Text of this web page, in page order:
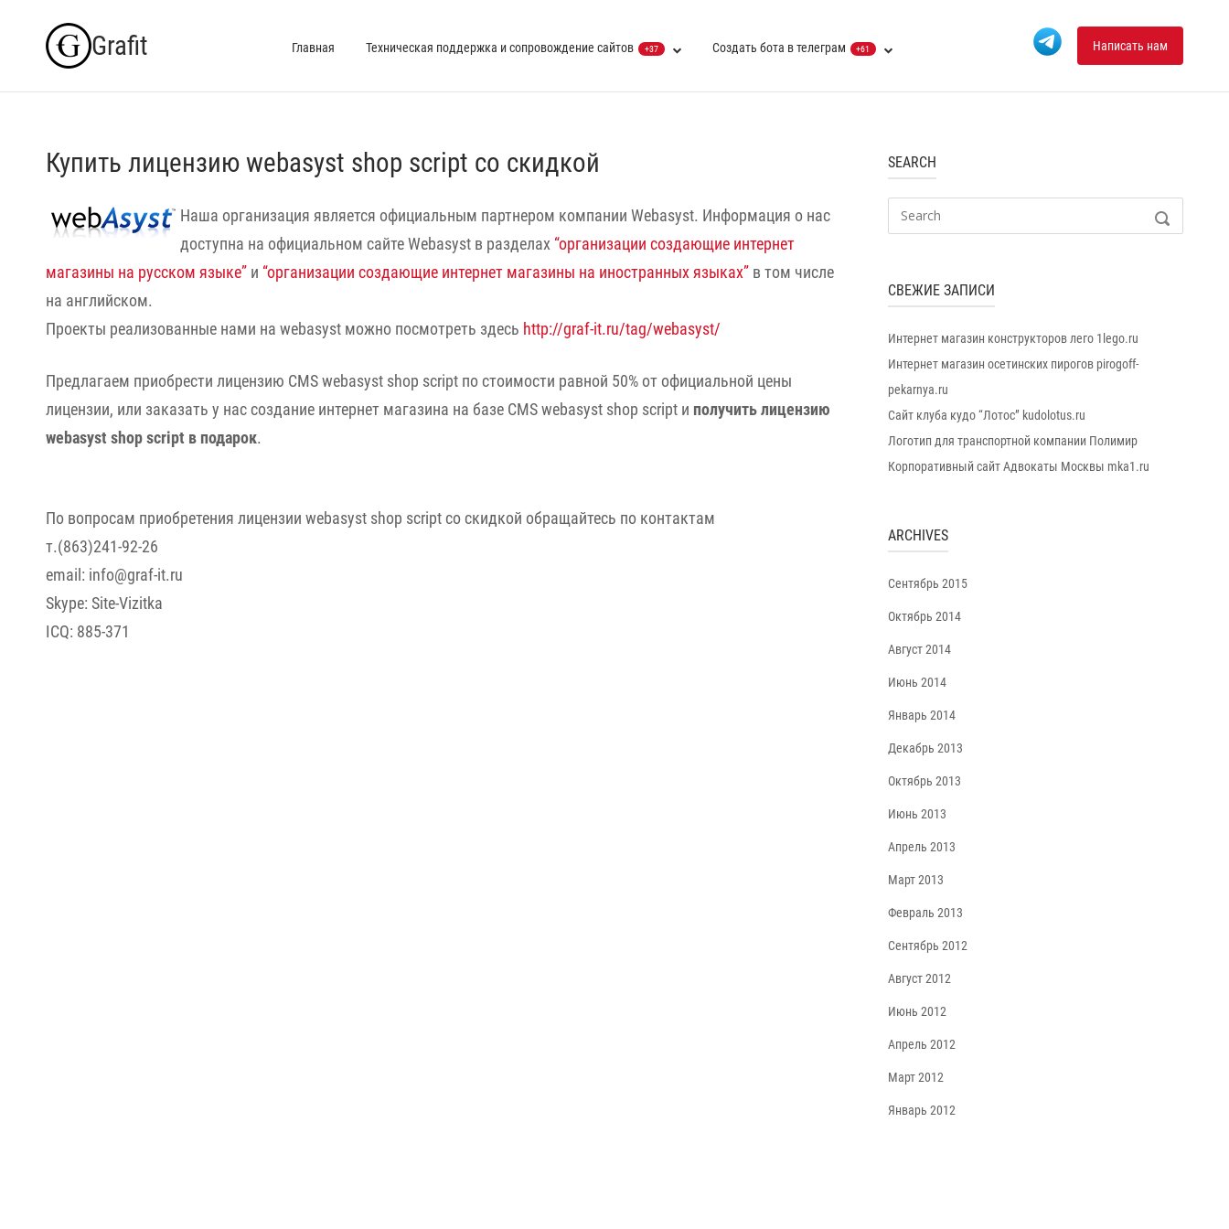
Grafit Главная Техническая поддержка и сопровождение сайтов +37 Создать бота в телеграм +61 Написать нам
Купить лицензию webasyst shop script со скидкой
Наша организация является официальным партнером компании Webasyst. Информация о нас
доступна на официальном сайте Webasyst в разделах “организации создающие интернет
магазины на русском языке” и “организации создающие интернет магазины на иностранных языках” в том числе
на английском.
Проекты реализованные нами на webasyst можно посмотреть здесь http://graf-it.ru/tag/webasyst/
Предлагаем приобрести лицензию CMS webasyst shop script по стоимости равной 50% от официальной цены
лицензии, или заказать у нас создание интернет магазина на базе CMS webasyst shop script и получить лицензию
webasyst shop script в подарок.
По вопросам приобретения лицензии webasyst shop script со скидкой обращайтесь по контактам
т.(863)241-92-26
email: info@graf-it.ru
Skype: Site-Vizitka
ICQ: 885-371
SEARCH
SEARCH
СВЕЖИЕ ЗАПИСИ
Интернет магазин конструкторов лего 1lego.ru
Интернет магазин осетинских пирогов pirogoff-
pekarnya.ru
Сайт клуба кудо “Лотос” kudolotus.ru
Логотип для транспортной компании Полимир
Корпоративный сайт Адвокаты Москвы mka1.ru
ARCHIVES
Сентябрь 2015
Октябрь 2014
Август 2014
Июнь 2014
Январь 2014
Декабрь 2013
Октябрь 2013
Июнь 2013
Апрель 2013
Март 2013
Февраль 2013
Сентябрь 2012
Август 2012
Июнь 2012
Апрель 2012
Март 2012
Январь 2012